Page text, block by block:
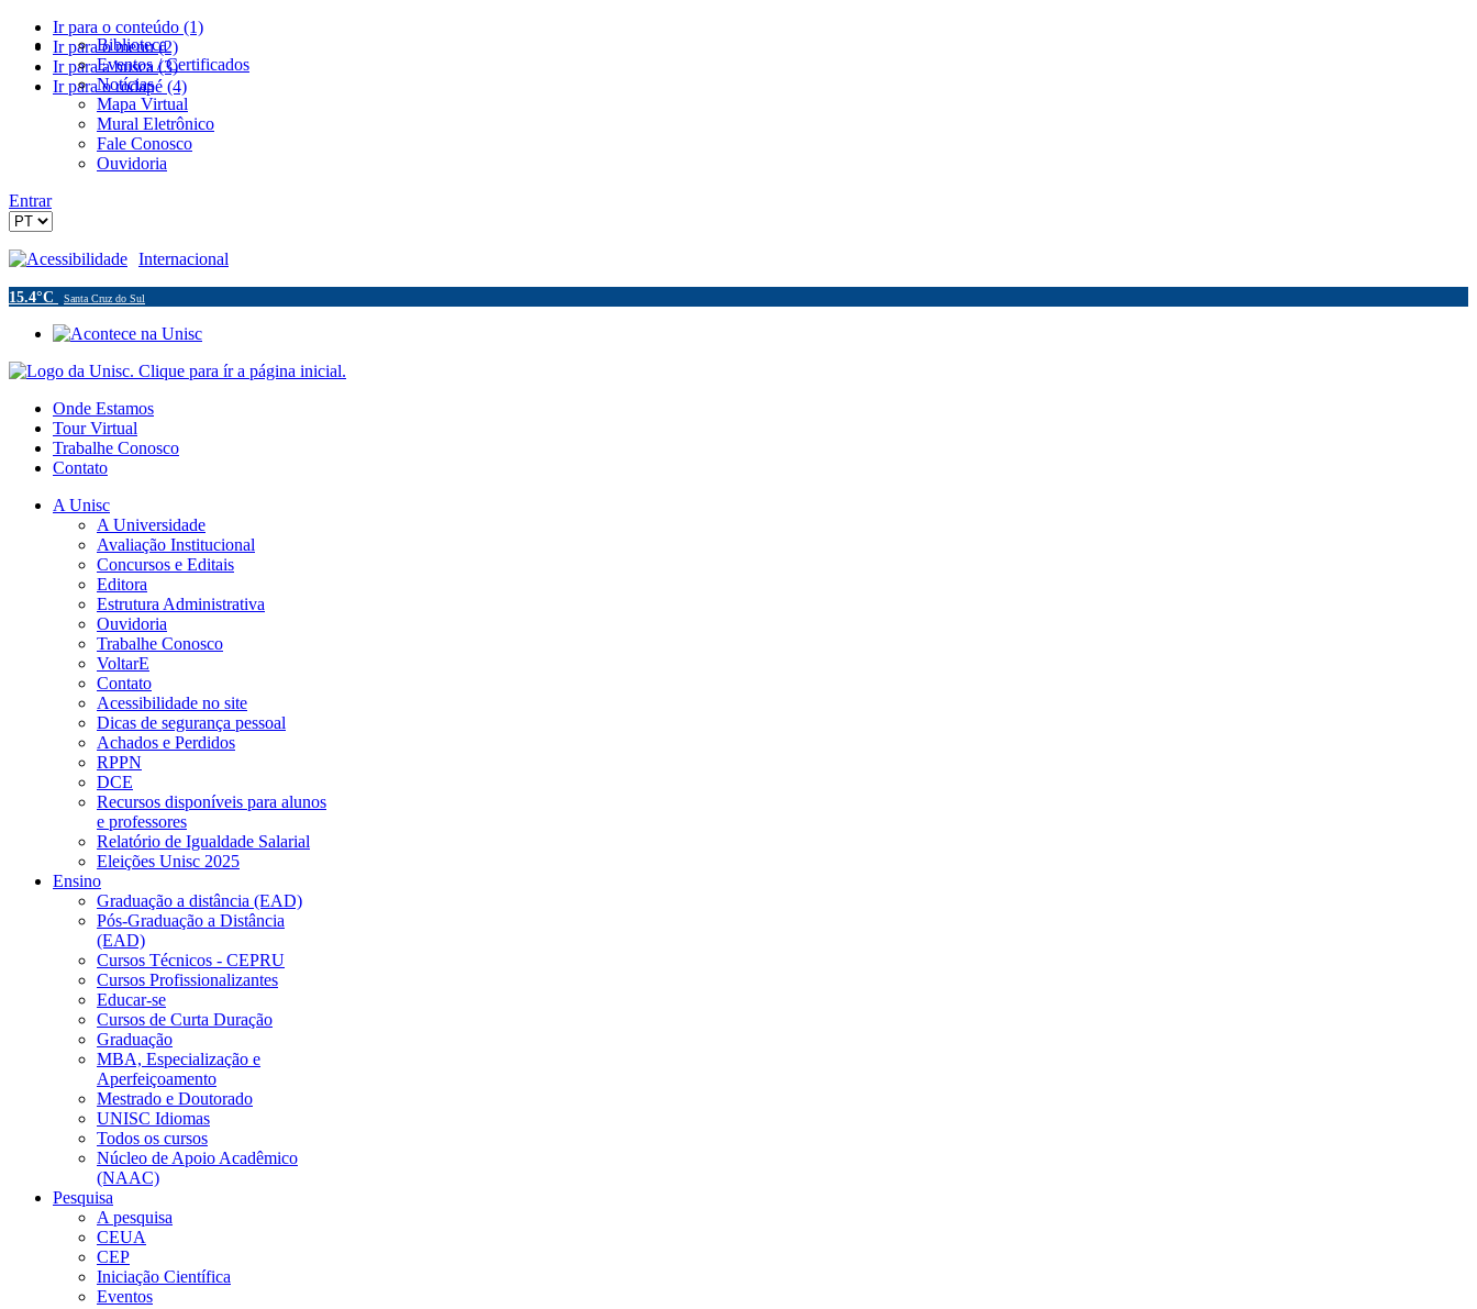
Ir para o conteúdo (1)
Ir para o menu (2)
Ir para a busca (3)
Ir para o rodapé (4)
Biblioteca
Eventos / Certificados
Notícias
Mapa Virtual
Mural Eletrônico
Fale Conosco
Ouvidoria
Entrar
Acessibilidade Internacional
15.4°C Santa Cruz do Sul
Onde Estamos
Tour Virtual
Trabalhe Conosco
Contato
A Unisc
A Universidade
Avaliação Institucional
Concursos e Editais
Editora
Estrutura Administrativa
Ouvidoria
Trabalhe Conosco
VoltarE
Contato
Acessibilidade no site
Dicas de segurança pessoal
Achados e Perdidos
RPPN
DCE
Recursos disponíveis para alunos
e professores
Relatório de Igualdade Salarial
Eleições Unisc 2025
Ensino
Graduação a distância (EAD)
Pós-Graduação a Distância
(EAD)
Cursos Técnicos - CEPRU
Cursos Profissionalizantes
Educar-se
Cursos de Curta Duração
Graduação
MBA, Especialização e
Aperfeiçoamento
Mestrado e Doutorado
UNISC Idiomas
Todos os cursos
Núcleo de Apoio Acadêmico
(NAAC)
Pesquisa
A pesquisa
CEUA
CEP
Iniciação Científica
Eventos